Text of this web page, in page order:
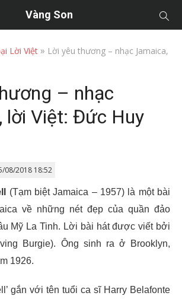
Vàng Son
Lời Việt » Lời yêu thương – nhạc Jamaica,
– nhạc
lời Việt: Đức Huy
08/2018 18:52
(Tạm biệt Jamaica – 1957) là một bài
về những nét đẹp của quần đảo
Mỹ La Tinh. Lời bài hát được viết bởi
Burgie). Ông sinh ra ở Brooklyn,
1926.
gắn với tên tuổi ca sĩ Harry Belafonte